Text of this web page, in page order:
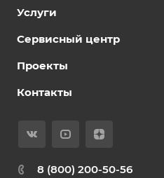
Услуги
Сервисный центр
Проекты
Контакты
8 (800) 200-50-56